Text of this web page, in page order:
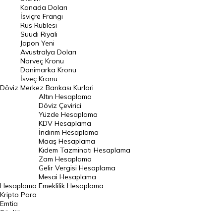
Frank Kuru
Riyal Kuru
Avustralya Doları
Danimarka Kronu Kuru
Kanada Doları Kuru
Norveç Kronu Kuru
İsveç Kronu Kuru
Japon Yeni Kuru
Serbest Piyasa Döviz Kurları
Merkez Bankası Döviz Kurları
Altın Fiyatları
Gram Altın Fiyatı
Döviz
Kanada Doları
İsviçre Frangı
Rus Rublesi
Suudi Riyali
Japon Yeni
Avustralya Doları
Norveç Kronu
Danimarka Kronu
İsveç Kronu
Merkez Bankası Kurlari
Hesaplama
Altın Hesaplama
Döviz Çevirici
Yüzde Hesaplama
KDV Hesaplama
İndirim Hesaplama
Maaş Hesaplama
Kıdem Tazminatı Hesaplama
Zam Hesaplama
Gelir Vergisi Hesaplama
Mesai Hesaplama
Emeklilik Hesaplama
Kripto Para
Emtia